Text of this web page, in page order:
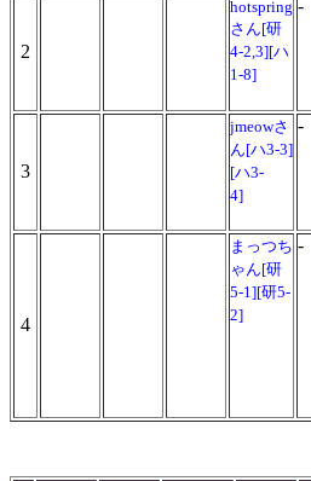
2
hotspring
さん[研
4-2,3][ハ
1-8]
-
3
jmeowさ
ん[ハ3-3]
[ハ3-
4]
-
4
まっつち
ゃん[研
5-1][研5-
2]
-